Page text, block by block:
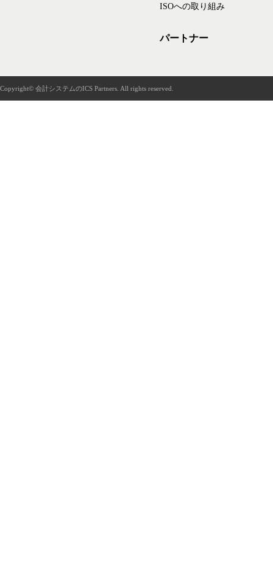
ISOへの取り組み
パートナー
Copyright© 会計システムのICS Partners. All rights reserved.